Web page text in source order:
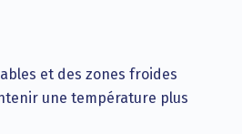
et des zones froides
une température plus